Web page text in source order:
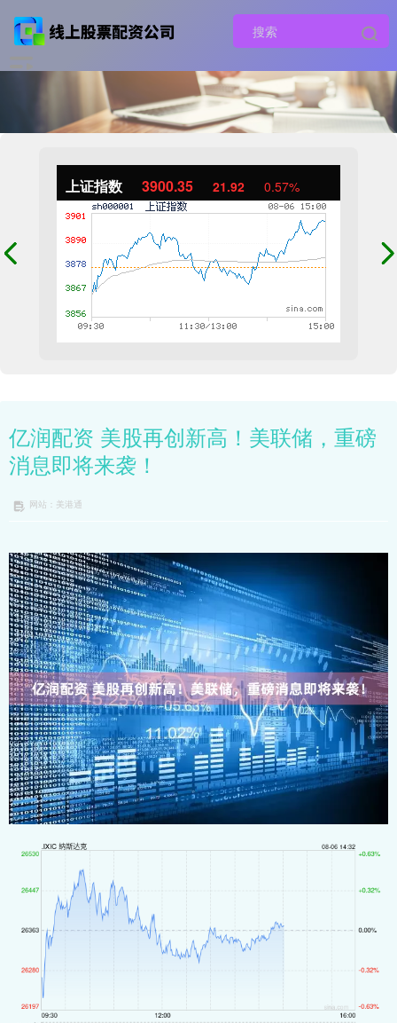
上证指数 3900.35 21.92 0.57%
亿润配资 美股再创新高！美联储，重磅
消息即将来袭！
网站：美港通